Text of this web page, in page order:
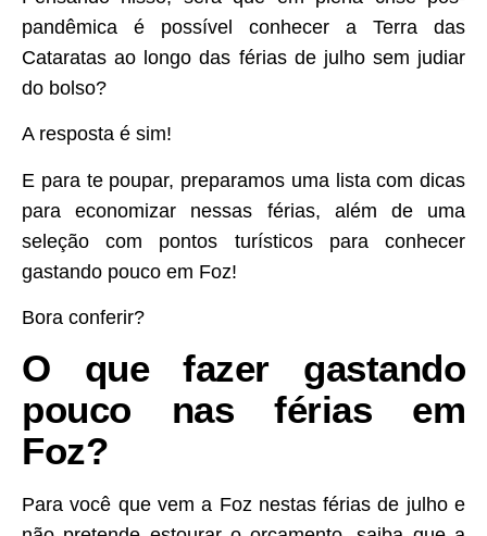
pandêmica é possível conhecer a Terra das
Cataratas ao longo das férias de julho sem judiar
do bolso?
A resposta é sim!
E para te poupar, preparamos uma lista com dicas
para economizar nessas férias, além de uma
seleção com pontos turísticos para conhecer
gastando pouco em Foz!
Bora conferir?
O que fazer gastando
pouco nas férias em
Foz?
Para você que vem a Foz nestas férias de julho e